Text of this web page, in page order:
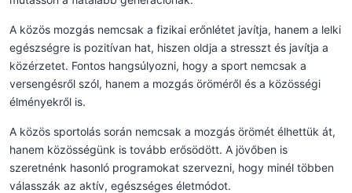
A közös mozgás nemcsak a fizikai erőnlétet javítja, hanem a lelki
egészségre is pozitívan hat, hiszen oldja a stresszt és javítja a
közérzetet. Fontos hangsúlyozni, hogy a sport nemcsak a
versengésről szól, hanem a mozgás öröméről és a közösségi
élményekről is.
A közös sportolás során nemcsak a mozgás örömét élhettük át,
hanem közösségünk is tovább erősödött. A jövőben is
szeretnénk hasonló programokat szervezni, hogy minél többen
válasszák az aktív, egészséges életmódot.